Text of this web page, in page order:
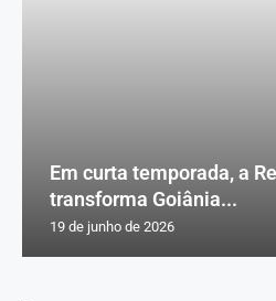
Em curta temporada, a
transforma Goiânia...
19 de junho de 2026